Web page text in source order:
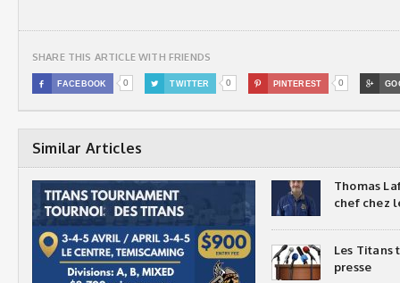
SHARE THIS ARTICLE WITH FRIENDS
 FACEBOOK 0  TWITTER 0  PINTEREST 0 
Similar Articles
Thomas
chef chez
Les Titans
presse